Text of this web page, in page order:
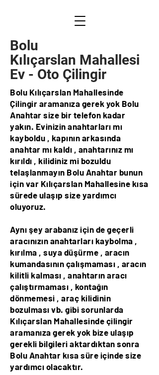
Bolu
Kılıçarslan Mahallesi
Ev - Oto Çilingir
Bolu Kılıçarslan Mahallesinde
Çilingir aramanıza gerek yok Bolu
Anahtar size bir telefon kadar
yakın. Evinizin anahtarları mı
kayboldu , kapının arkasında
anahtar mı kaldı , anahtarınız mı
kırıldı , kilidiniz mi bozuldu
telaşlanmayın Bolu Anahtar bunun
için var Kılıçarslan Mahallesine kısa
sürede ulaşıp size yardımcı
oluyoruz.
Aynı şey arabanız için de geçerli
aracınızın anahtarları kaybolma ,
kırılma , suya düşürme , aracın
kumandasının çalışmaması , aracın
kilitli kalması , anahtarın aracı
çalıştırmaması , kontağın
dönmemesi , araç kilidinin
bozulması vb. gibi sorunlarda
Kılıçarslan Mahallesinde çilingir
aramanıza gerek yok bize ulaşıp
gerekli bilgileri aktardıktan sonra
Bolu Anahtar kısa süre içinde size
yardımcı olacaktır.